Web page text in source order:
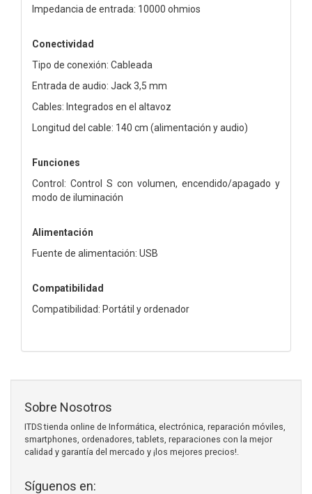
Impedancia de entrada: 10000 ohmios
Conectividad
Tipo de conexión: Cableada
Entrada de audio: Jack 3,5 mm
Cables: Integrados en el altavoz
Longitud del cable: 140 cm (alimentación y audio)
Funciones
Control: Control S con volumen, encendido/apagado y
modo de iluminación
Alimentación
Fuente de alimentación: USB
Compatibilidad
Compatibilidad: Portátil y ordenador
Sobre Nosotros
ITDS tienda online de Informática, electrónica, reparación móviles,
smartphones, ordenadores, tablets, reparaciones con la mejor
calidad y garantía del mercado y ¡los mejores precios!.
Síguenos en: